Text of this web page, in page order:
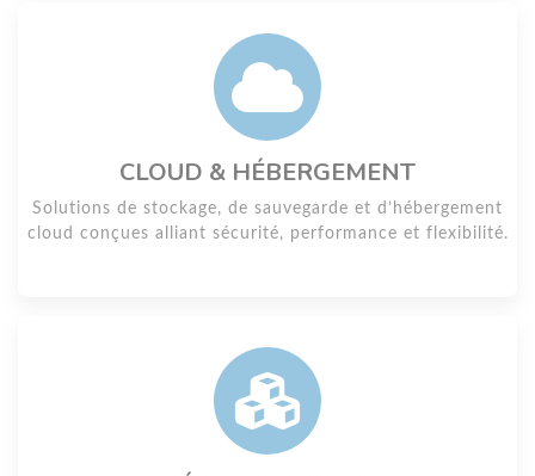
CLOUD & HÉBERGEMENT
Solutions de stockage, de sauvegarde et d’hébergement
cloud conçues alliant sécurité, performance et flexibilité.